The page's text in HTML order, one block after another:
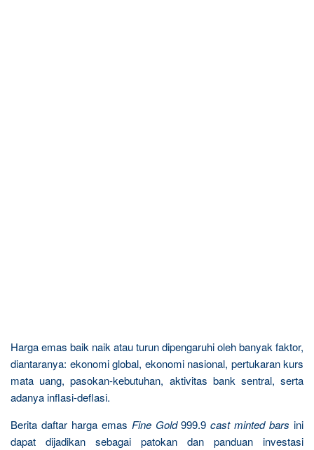
Harga emas baik naik atau turun dipengaruhi oleh banyak faktor,
diantaranya: ekonomi global, ekonomi nasional, pertukaran kurs
mata uang, pasokan-kebutuhan, aktivitas bank sentral, serta
adanya inflasi-deflasi.
Berita daftar harga emas Fine Gold999.9cast minted barsini
dapat dijadikan sebagai patokan dan panduan investasi